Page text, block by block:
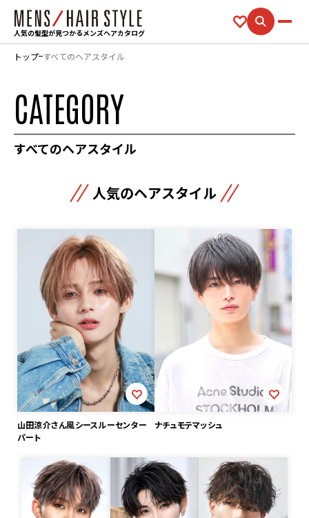
人気の髪型が見つかるメンズヘアカタログ
トップ すべてのヘアスタイル
CATEGORY
すべてのヘアスタイル
人気のヘアスタイル
山田涼介さん風シースルーセンター
パート
ナチュモテマッシュ